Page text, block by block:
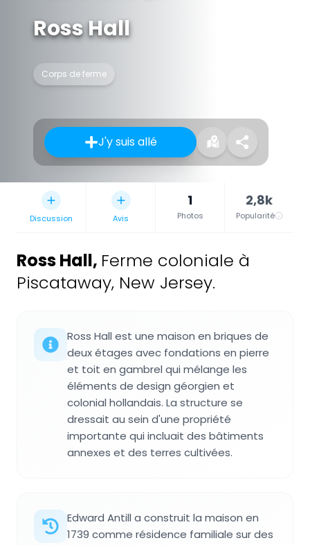
Ross Hall
Corps de ferme
J'y suis allé
Discussion Avis
1
Photos
2,8k
Popularité
Ross Hall, Ferme coloniale à
Piscataway, New Jersey.
Ross Hall est une maison en briques de
deux étages avec fondations en pierre
et toit en gambrel qui mélange les
éléments de design géorgien et
colonial hollandais. La structure se
dressait au sein d'une propriété
importante qui incluait des bâtiments
annexes et des terres cultivées.
Edward Antill a construit la maison en
1739 comme résidence familiale sur des